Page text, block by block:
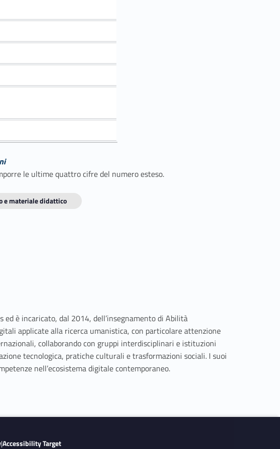
le ultime quattro cifre del numero esteso.
e materiale didattico
è incaricato, dal 2014, dell’insegnamento di Abilità
applicate alla ricerca umanistica, con particolare attenzione
collaborando con gruppi interdisciplinari e istituzioni
tecnologica, pratiche culturali e trasformazioni sociali. I suoi
nell’ecosistema digitale contemporaneo.
|Accessibility Target